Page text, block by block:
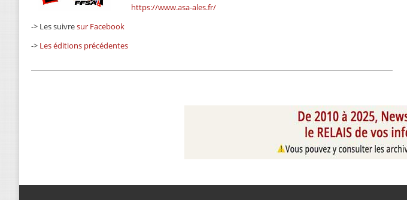
https://www.asa-ales.fr/
-> Les suivresur Facebook
-> Les éditions précédentes